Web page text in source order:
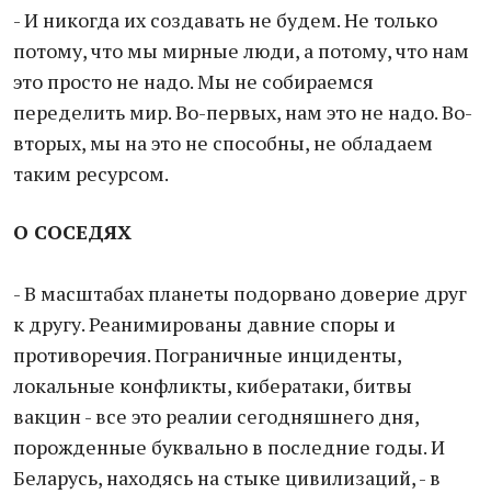
- И никогда их создавать не будем. Не только
потому, что мы мирные люди, а потому, что нам
это просто не надо. Мы не собираемся
переделить мир. Во-первых, нам это не надо. Во-
вторых, мы на это не способны, не обладаем
таким ресурсом.
О СОСЕДЯХ
- В масштабах планеты подорвано доверие друг
к другу. Реанимированы давние споры и
противоречия. Пограничные инциденты,
локальные конфликты, кибератаки, битвы
вакцин - все это реалии сегодняшнего дня,
порожденные буквально в последние годы. И
Беларусь, находясь на стыке цивилизаций, - в